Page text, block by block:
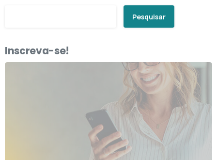
Pesquisar
Inscreva-se!